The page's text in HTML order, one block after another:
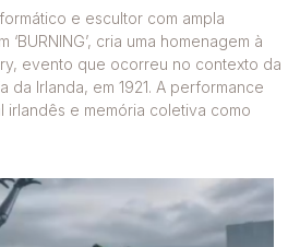
e escultor com ampla
cria uma homenagem à
evento que ocorreu no contexto da
da Irlanda, em 1921. A performance
e memória coletiva como